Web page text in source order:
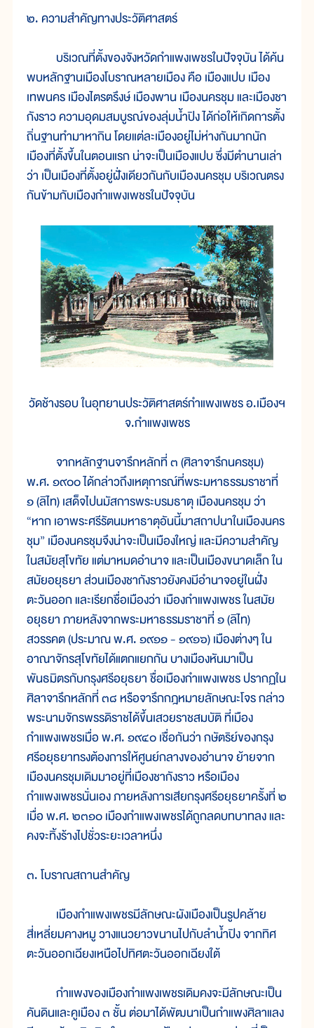
๒. ความสำคัญทางประวัติศาสตร์
บริเวณที่ตั้งของจังหวัดกำแพงเพชรในปัจจุบัน ได้ค้น
พบหลักฐานเมืองโบราณหลายเมือง คือ เมืองแปบ เมือง
เทพนคร เมืองไตรตรึงษ์ เมืองพาน เมืองนครชุม และเมืองชา
กังราว ความอุดมสมบูรณ์ของลุ่มน้ำปิง ได้ก่อให้เกิดการตั้ง
ถิ่นฐานทำมาหากิน โดยแต่ละเมืองอยู่ไม่ห่างกันมากนัก
เมืองที่ตั้งขึ้นในตอนแรก น่าจะเป็นเมืองแปบ ซึ่งมีตำนานเล่า
ว่า เป็นเมืองที่ตั้งอยู่ฝั่งเดียวกันกับเมืองนครชุม บริเวณตรง
กันข้ามกับเมืองกำแพงเพชรในปัจจุบัน
วัดช้างรอบ ในอุทยานประวัติศาสตร์กำแพงเพชร อ.เมืองฯ
จ.กำแพงเพชร
จากหลักฐานจารึกหลักที่ ๓ (ศิลาจารึกนครชุม)
พ.ศ. ๑๙๐๐ ได้กล่าวถึงเหตุการณ์ที่พระมหาธรรมราชาที่
๑ (ลิไท) เสด็จไปนมัสการพระบรมธาตุ เมืองนครชุม ว่า
“หาก เอาพระศรีรัตนมหาธาตุอันนี้มาสถาปนาในเมืองนคร
ชุม” เมืองนครชุมจึงน่าจะเป็นเมืองใหญ่ และมีความสำคัญ
ในสมัยสุโขทัย แต่มาหมดอำนาจ และเป็นเมืองขนาดเล็ก ใน
สมัยอยุธยา ส่วนเมืองชากังราวยังคงมีอำนาจอยู่ในฝั่ง
ตะวันออก และเรียกชื่อเมืองว่า เมืองกำแพงเพชร ในสมัย
อยุธยา ภายหลังจากพระมหาธรรมราชาที่ ๑ (ลิไท)
สวรรคต (ประมาณ พ.ศ. ๑๙๑๑ - ๑๙๑๖) เมืองต่างๆ ใน
อาณาจักรสุโขทัยได้แตกแยกกัน บางเมืองหันมาเป็น
พันธมิตรกับกรุงศรีอยุธยา ชื่อเมืองกำแพงเพชร ปรากฏใน
ศิลาจารึกหลักที่ ๓๘ หรือจารึกกฎหมายลักษณะโจร กล่าว
พระนามจักรพรรดิราชได้ขึ้นเสวยราชสมบัติ ที่เมือง
กำแพงเพชรเมื่อ พ.ศ. ๑๙๔๐ เชื่อกันว่า กษัตริย์ของกรุง
ศรีอยุธยาทรงต้องการให้ศูนย์กลางของอำนาจ ย้ายจาก
เมืองนครชุมเดิมมาอยู่ที่เมืองชากังราว หรือเมือง
กำแพงเพชรนั่นเอง ภายหลังการเสียกรุงศรีอยุธยาครั้งที่ ๒
เมื่อ พ.ศ. ๒๓๑๐ เมืองกำแพงเพชรได้ถูกลดบทบาทลง และ
คงจะทิ้งร้างไปชั่วระยะเวลาหนึ่ง
๓. โบราณสถานสำคัญ
เมืองกำแพงเพชรมีลักษณะผังเมืองเป็นรูปคล้าย
สี่เหลี่ยมคางหมู วางแนวยาวขนานไปกับลำน้ำปิง จากทิศ
ตะวันออกเฉียงเหนือไปทิศตะวันออกเฉียงใต้
กำแพงของเมืองกำแพงเพชรเดิมคงจะมีลักษณะเป็น
คันดินและคูเมือง ๓ ชั้น ต่อมาได้พัฒนาเป็นกำแพงศิลาแลง